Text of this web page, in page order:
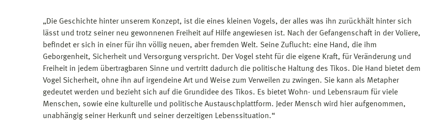
„Die Geschichte hinter unserem Konzept, ist die eines kleinen Vogels, der alles was ihn zurückhält hinter sich
lässt und trotz seiner neu gewonnenen Freiheit auf Hilfe angewiesen ist. Nach der Gefangenschaft in der Voliere,
befindet er sich in einer für ihn völlig neuen, aber fremden Welt. Seine Zuflucht: eine Hand, die ihm
Geborgenheit, Sicherheit und Versorgung verspricht. Der Vogel steht für die eigene Kraft, für Veränderung und
Freiheit in jedem übertragbaren Sinne und vertritt dadurch die politische Haltung des Tikos. Die Hand bietet dem
Vogel Sicherheit, ohne ihn auf irgendeine Art und Weise zum Verweilen zu zwingen. Sie kann als Metapher
gedeutet werden und bezieht sich auf die Grundidee des Tikos. Es bietet Wohn- und Lebensraum für viele
Menschen, sowie eine kulturelle und politische Austauschplattform. Jeder Mensch wird hier aufgenommen,
unabhängig seiner Herkunft und seiner derzeitigen Lebenssituation.“